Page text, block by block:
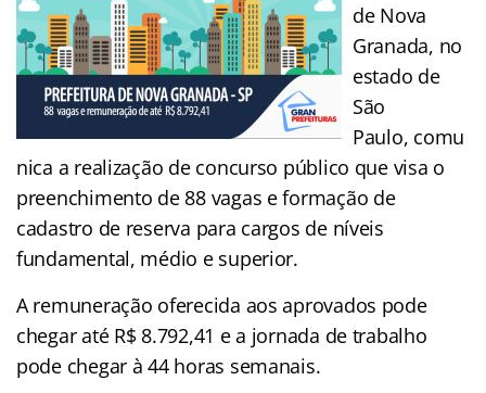
de Nova
Granada, no
estado de
São
Paulo, comu
nica a realização de concurso público que visa o
preenchimento de 88 vagas e formação de
cadastro de reserva para cargos de níveis
fundamental, médio e superior.
A remuneração oferecida aos aprovados pode
chegar até R$ 8.792,41 e a jornada de trabalho
pode chegar à 44 horas semanais.